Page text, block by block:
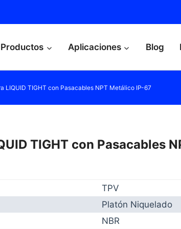
Productos Aplicaciones Blog
LIQUID TIGHT con Pasacables NPT Metálico IP-67
TIGHT con Pasacables
TPV
Platón Niquelado
NBR